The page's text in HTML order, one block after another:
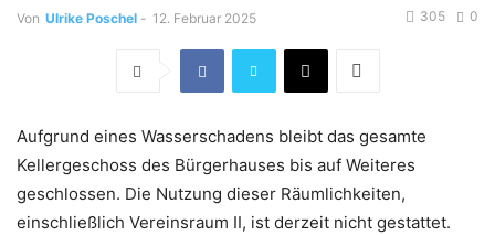
Von Ulrike Poschel - 12. Februar 2025 0
305
Aufgrund eines Wasserschadens bleibt das gesamte
Kellergeschoss des Bürgerhauses bis auf Weiteres
geschlossen. Die Nutzung dieser Räumlichkeiten,
einschließlich Vereinsraum II, ist derzeit nicht gestattet.